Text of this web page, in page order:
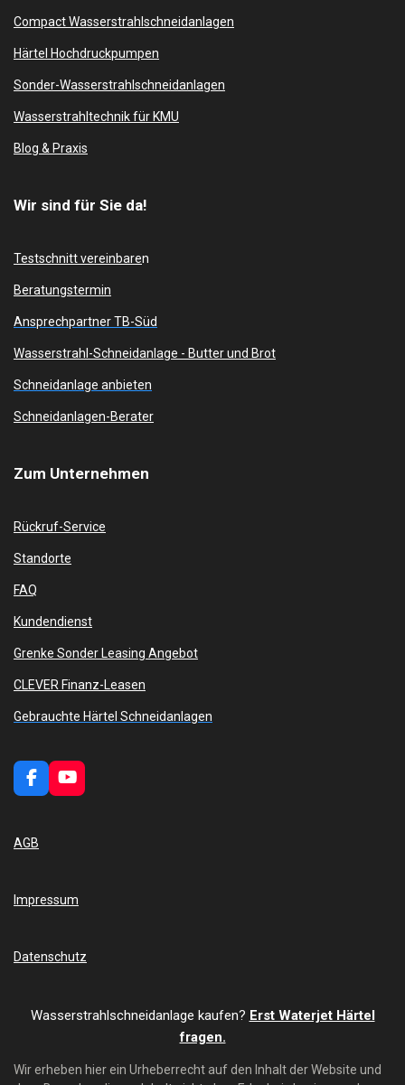
Compact Wasserstrahlschneidanlagen
Härtel Hochdruckpumpen
Sonder-Wasserstrahlschneidanlagen
Wasserstrahltechnik für KMU
Blog & Praxis
Wir sind für Sie da!
Testschnitt vereinbaren
Beratungstermin
Ansprechpartner TB-Süd
Wasserstrahl-Schneidanlage - Butter und Brot
Schneidanlage anbieten
Schneidanlagen-Berater
Zum Unternehmen
Rückruf-Service
Standorte
FAQ
Kundendienst
Grenke Sonder Leasing Angebot
CLEVER Finanz-Leasen
Gebrauchte Härtel Schneidanlagen
F
a
e
b
k
Y
o
AGB
Impressum
Datenschutz
Wasserstrahlschneidanlage kaufen? Erst Waterjet Härtel
fragen.
Wir erheben hier ein Urheberrecht auf den Inhalt der Website und